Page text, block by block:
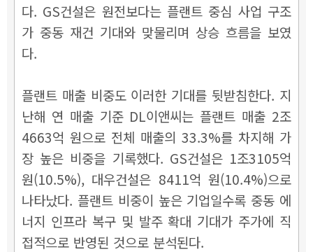
다. GS건설은 원전보다는 플랜트 중심 사업 구조
가 중동 재건 기대와 맞물리며 상승 흐름을 보였
다.
플랜트 매출 비중도 이러한 기대를 뒷받침한다. 지
난해 연 매출 기준 DL이앤씨는 플랜트 매출 2조
4663억 원으로 전체 매출의 33.3%를 차지해 가
장 높은 비중을 기록했다. GS건설은 1조3105억
원(10.5%), 대우건설은 8411억 원(10.4%)으로
나타났다. 플랜트 비중이 높은 기업일수록 중동 에
너지 인프라 복구 및 발주 확대 기대가 주가에 직
접적으로 반영된 것으로 분석된다.